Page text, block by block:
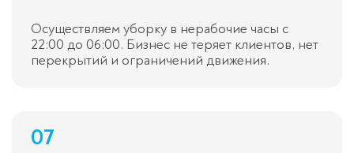
Осуществляем уборку в нерабочие часы с
22:00 до 06:00. Бизнес не теряет клиентов, нет
перекрытий и ограничений движения.
07